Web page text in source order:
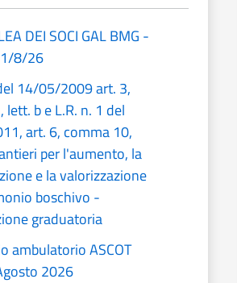
DEI SOCI GAL BMG -
8/26
14/05/2009 art. 3,
lett. b e L.R. n. 1 del
art. 6, comma 10,
per l'aumento, la
e la valorizzazione
boschivo -
graduatoria
ambulatorio ASCOT
2026